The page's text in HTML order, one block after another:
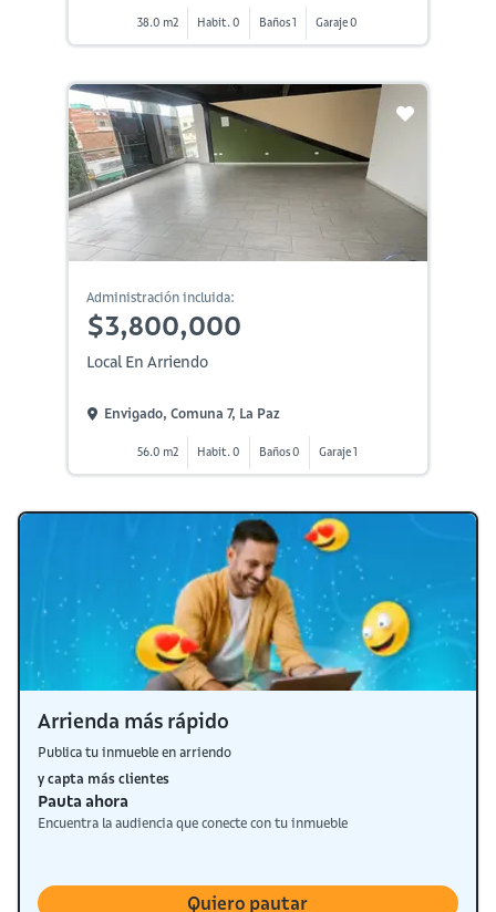
38.0 m2 Habit. 0 Baños 1 Garaje 0
Administración incluida:
$3,800,000
Local En Arriendo
Envigado, Comuna 7, La Paz
56.0 m2 Habit. 0 Baños 0 Garaje 1
Arrienda más rápido
Publica tu inmueble en arriendo
y capta más clientes
Pauta ahora
Encuentra la audiencia que conecte con tu inmueble
Quiero pautar